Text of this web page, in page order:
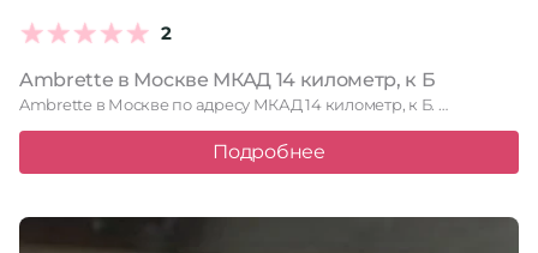
2
Ambrette в Москве МКАД 14 километр, к Б
Ambrette в Москве по адресу МКАД 14 километр, к Б. …
Подробнее